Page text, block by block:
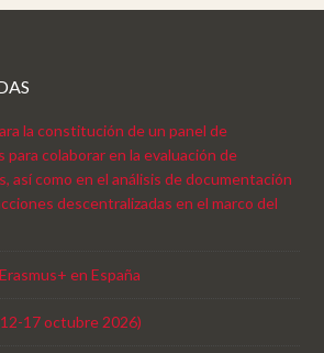
la constitución de un panel de
colaborar en la evaluación de
así como en el análisis de documentación
descentralizadas en el marco del
en España
17 octubre 2026)